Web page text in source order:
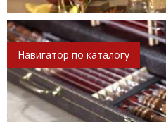
Навигатор по каталогу